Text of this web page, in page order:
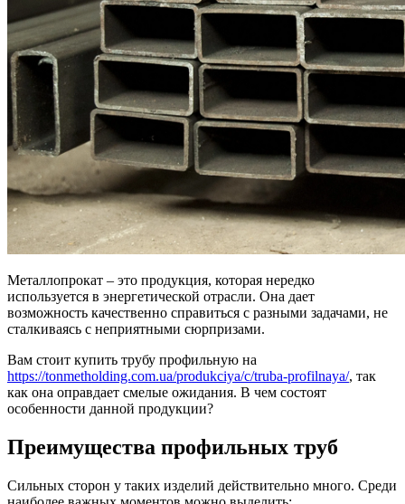
Металлопрокат – это продукция, которая нередко
используется в энергетической отрасли. Она дает
возможность качественно справиться с разными задачами, не
сталкиваясь с неприятными сюрпризами.
Вам стоит купить трубу профильную на
https://tonmetholding.com.ua/produkciya/c/truba-profilnaya/, так
как она оправдает смелые ожидания. В чем состоят
особенности данной продукции?
Преимущества профильных труб
Сильных сторон у таких изделий действительно много. Среди